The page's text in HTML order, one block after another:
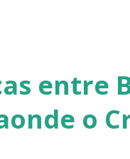
Mais uma
cada um de
entre
o